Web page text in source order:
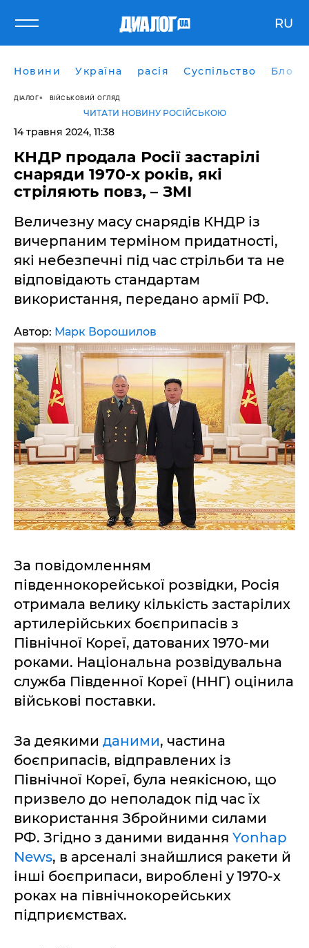
RU
Новини Україна расія Суспільство Блоги
ДІАЛОГ ВІЙСЬКОВИЙ ОГЛЯД
ЧИТАТИ НОВИНУ РОСІЙСЬКОЮ
14 травня 2024, 11:38
КНДР продала Росії застарілі
снаряди 1970-х років, які
стріляють повз, – ЗМІ
Величезну масу снарядів КНДР із
вичерпаним терміном придатності,
які небезпечні під час стрільби та не
відповідають стандартам
використання, передано армії РФ.
Автор: Марк Ворошилов
За повідомленням
південнокорейської розвідки, Росія
отримала велику кількість застарілих
артилерійських боєприпасів з
Північної Кореї, датованих 1970-ми
роками. Національна розвідувальна
служба Південної Кореї (ННГ) оцінила
військові поставки.
За деякими даними, частина
боєприпасів, відправлених із
Північної Кореї, була неякісною, що
призвело до неполадок під час їх
використання Збройними силами
РФ. Згідно з даними видання Yonhap
News, в арсеналі знайшлися ракети й
інші боєприпаси, вироблені у 1970-х
роках на північнокорейських
підприємствах.